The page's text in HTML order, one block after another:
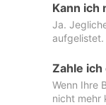
Kann ich
Ja.
aufgelistet.
Zahle
Wenn Ihre
nicht mehr